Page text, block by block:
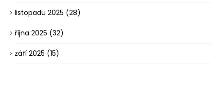
listopadu 2025 (28)
října 2025 (32)
září 2025 (15)